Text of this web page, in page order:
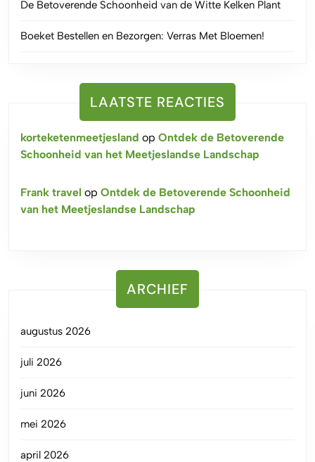
De Betoverende Schoonheid van de Witte Kelken Plant
Boeket Bestellen en Bezorgen: Verras Met Bloemen!
LAATSTE REACTIES
korteketenmeetjesland op Ontdek de Betoverende
Schoonheid van het Meetjeslandse Landschap
Frank travel op Ontdek de Betoverende Schoonheid
van het Meetjeslandse Landschap
ARCHIEF
augustus 2026
juli 2026
juni 2026
mei 2026
april 2026